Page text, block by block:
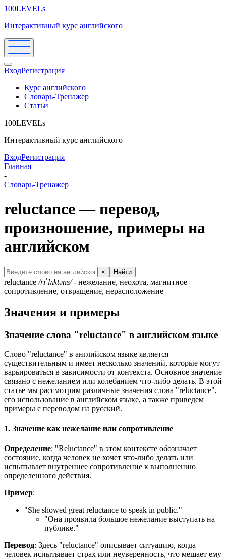
100LEVELs
Интерактивный курс английского
ВходРегистрация
Курс английского
Словарь-Тренажер
Статьи
100LEVELs
Интерактивный курс английского
ВходРегистрация
Главная
-
Словарь-Тренажер
reluctance — перевод,
произношение, примеры на
английском
× Найти
reluctance /rɪˈlʌktəns/- нежелание, неохота, магнитное
сопротивление, отвращение, нерасположение
Значения и примеры
Значение слова "reluctance" в английском языке
Слово "reluctance" в английском языке является
существительным и имеет несколько значений, которые могут
варьироваться в зависимости от контекста. Основное значение
связано с нежеланием или колебанием что-либо делать. В этой
статье мы рассмотрим различные значения слова "reluctance",
его использование в английском языке, а также приведем
примеры с переводом на русский.
1. Значение как нежелание или сопротивление
Определение: "Reluctance" в этом контексте обозначает
состояние, когда человек не хочет что-либо делать или
испытывает внутреннее сопротивление к выполнению
определенного действия.
Пример:
"She showed great reluctance to speak in public."
"Она проявила большое нежелание выступать на
публике."
Перевод: Здесь "reluctance" описывает ситуацию, когда
человек испытывает страх или неуверенность, что мешает ему